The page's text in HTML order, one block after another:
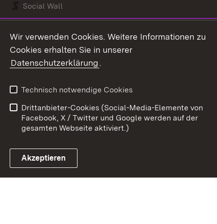
Social Wall
Link zum Landesportal
Kontakt
Barrierefreiheit
Impressum
Cookies
Wir verwenden Cookies. Weitere Informationen zu
Cookies erhalten Sie in unserer
Datenschutzerklärung.
Technisch notwendige Cookies
Drittanbieter-Cookies (Social-Media-Elemente von
Facebook, X / Twitter und Google werden auf der
gesamten Webseite aktiviert.)
Akzeptieren